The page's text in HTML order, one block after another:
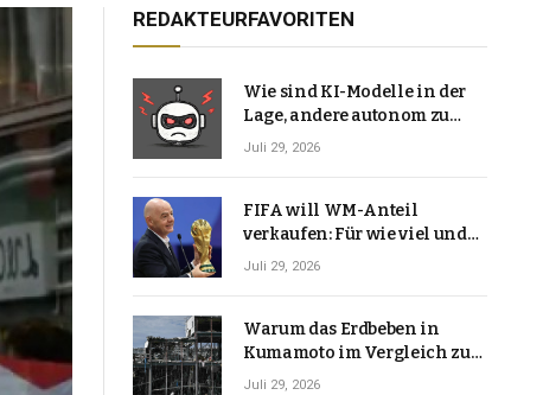
REDAKTEURFAVORITEN
Wie sind KI-Modelle in der
Lage, andere autonom zu
hacken? | Technologie-News
Juli 29, 2026
FIFA will WM-Anteil
verkaufen: Für wie viel und
warum macht Gianni
Juli 29, 2026
Warum das Erdbeben in
Kumamoto im Vergleich zu
den meisten Erdbeben, die
Juli 29, 2026